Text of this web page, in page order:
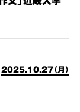
2025.10.27（月）